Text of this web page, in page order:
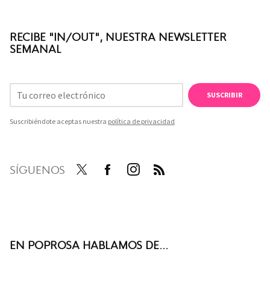
RECIBE "IN/OUT", NUESTRA NEWSLETTER
SEMANAL
SUSCRIBIR
Suscribiéndote aceptas nuestra política de privacidad
SÍGUENOS
EN POPROSA HABLAMOS DE...